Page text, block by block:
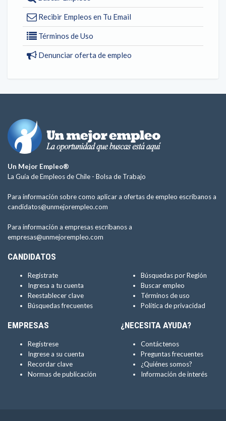
Recibir Empleos en Tu Email
Términos de Uso
Denunciar oferta de empleo
Un Mejor Empleo®
La Guía de Empleos de Chile - Bolsa de Trabajo
Para información sobre como aplicar a ofertas de empleo escríbanos a
candidatos@unmejorempleo.com
Para información a empresas escríbanos a
empresas@unmejorempleo.com
CANDIDATOS
Regístrate
Ingresa a tu cuenta
Reestablecer clave
Búsquedas frecuentes
Búsquedas por Región
Buscar empleo
Términos de uso
Política de privacidad
EMPRESAS
Regístrese
Ingrese a su cuenta
Recordar clave
Normas de publicación
¿NECESITA AYUDA?
Contáctenos
Preguntas frecuentes
¿Quiénes somos?
Información de interés